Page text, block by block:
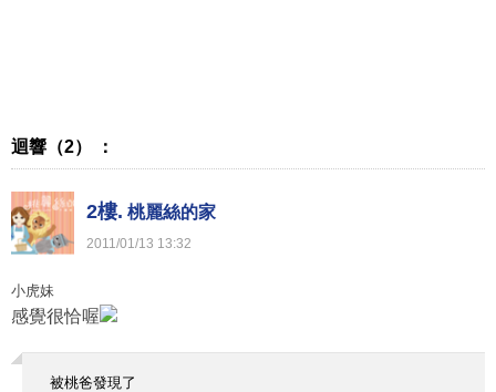
迴響（2） ：
2樓. 桃麗絲的家
2011/01/13 13:32
小虎妹
感覺很恰喔
被桃爸發現了